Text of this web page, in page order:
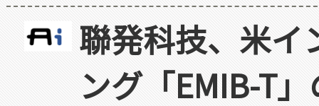
聯発科技、米イ
ング「EMIB-T